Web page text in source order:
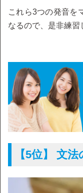
これら3つの発音を
なるので、是非練習
【5位】 文